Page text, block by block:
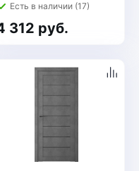
Есть в наличии (17)
312 руб.